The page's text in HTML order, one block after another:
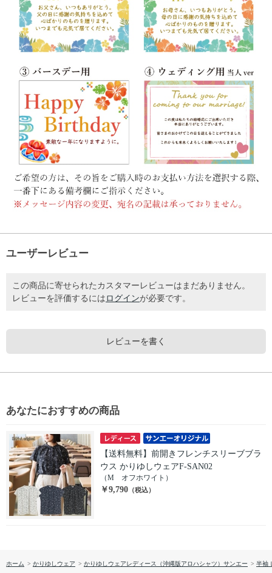
ユーザーレビュー
この商品に寄せられたカスタマーレビューはまだありません。
レビューを評価するには ログインが必要です。
レビューを書く
あなたにおすすめの商品
【送料無料】前開きフレンチスリーブブラ
ウス かりゆしウェアF-SAN02
（M オフホワイト）
￥9,790 （税込）
ホーム > かりゆしウェア > かりゆしウェアレディース（沖縄版アロハシャツ）サンエー > 半袖